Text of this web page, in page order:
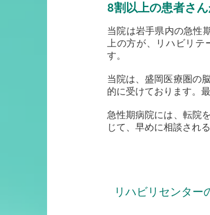
8割以上の患者さ
当院は岩手県内の急性
上の方が、リハビリテ
す。
当院は、盛岡医療圏の
的に受けております。
急性期病院には、転院
じて、早めに相談され
リハビリセンター